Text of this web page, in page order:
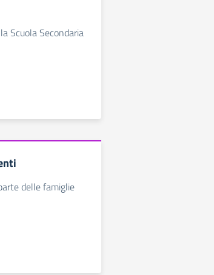
Scuola Secondaria
delle famiglie